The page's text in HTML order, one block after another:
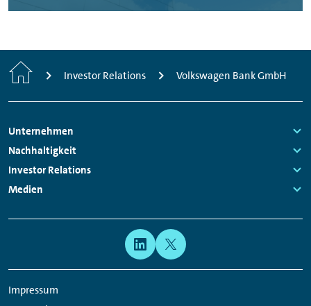
Home Investor Relations Volkswagen Bank GmbH
Footer
Navigation
Unternehmen
Links:
Nachhaltigkeit
Links:
Investor Relations
Links:
Medien
Impressum
Network
Links